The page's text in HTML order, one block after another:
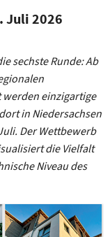
Juli 2026
sechste Runde: Ab
einzigartige
in Niedersachsen
Der Wettbewerb
die Vielfalt
Niveau des